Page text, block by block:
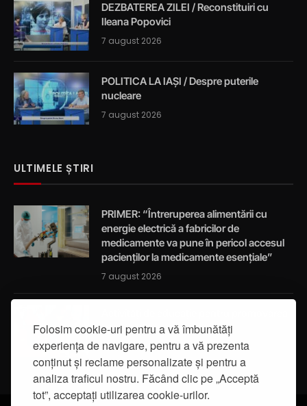
Folosim cookie-uri pentru a vă îmbunătăți
experiența de navigare, pentru a vă prezenta
conținut și reclame personalizate și pentru a
analiza traficul nostru. Făcând clic pe „Acceptă
tot”, acceptați utilizarea cookie-urilor.
DEZBATEREA ZILEI / Reconstituiri cu
Ileana Popovici
7 august 2026
POLITICA LA IAȘI / Despre puterile
nucleare
7 august 2026
ULTIMELE ȘTIRI
PRIMER: “Întreruperea alimentării cu
energie electrică a fabricilor de
medicamente va pune în pericol accesul
pacienților la medicamente esențiale”
7 august 2026
integrității
7 august 2026